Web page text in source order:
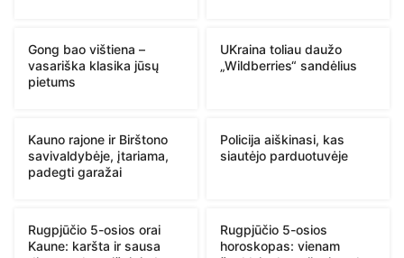
Gong bao vištiena –
vasariška klasika jūsų
pietums
UKraina toliau daužo
„Wildberries“ sandėlius
Kauno rajone ir Birštono
savivaldybėje, įtariama,
padegti garažai
Policija aiškinasi, kas
siautėjo parduotuvėje
Rugpjūčio 5-osios orai
Kaune: karšta ir sausa
Rugpjūčio 5-osios
horoskopas: vienam